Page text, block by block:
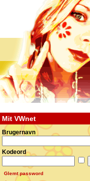
Mit VWnet
Brugernavn
Kodeord
Glemt password